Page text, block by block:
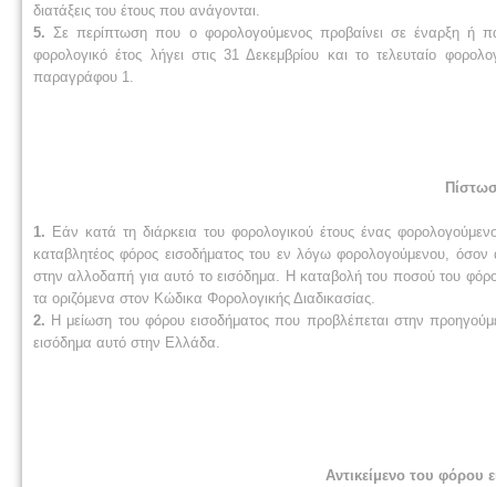
διατάξεις του έτους που ανάγονται.
5. Σε περίπτωση που ο φορολογούμενος προβαίνει σε έναρξη ή
φορολογικό έτος λήγει στις 31 Δεκεμβρίου και το τελευταίο
παραγράφου 1.
1. Εάν κατά τη διάρκεια του φορολογικού έτους ένας
καταβλητέος φόρος εισοδήματος του εν λόγω φορολογούμενου,
στην αλλοδαπή για αυτό το εισόδημα. Η καταβολή του ποσού του
τα οριζόμενα στον Κώδικα Φορολογικής Διαδικασίας.
2. Η μείωση του φόρου εισοδήματος που προβλέπεται στην
εισόδημα αυτό στην Ελλάδα.
Αντικείμενο του